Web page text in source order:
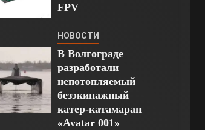
FPV
НОВОСТИ
В Волгограде
разработали
непотопляемый
безэкипажный
катер-катамаран
«Avatar 001»